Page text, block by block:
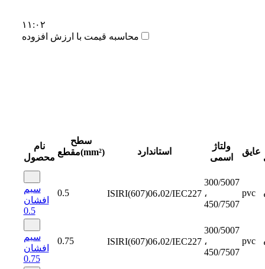
۱۱:۰۲
محاسبه قیمت با ارزش افزوده
نام
محصول
سطح
مقطع(mm²)
استاندارد
ولتاژ
اسمی
عایق
سیم
افشان
0.5
0.5 ISIRI(607)06،02/IEC227
300/5007
،
450/7507
pvc
سیم
افشان
0.75
0.75 ISIRI(607)06،02/IEC227
300/5007
،
450/7507
pvc